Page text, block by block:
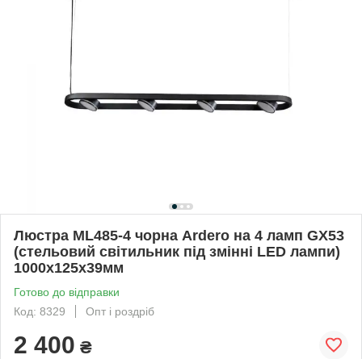
Люстра ML485-4 чорна Ardero на 4 ламп GX53
(стельовий світильник під змінні LED лампи)
1000х125х39мм
Готово до відправки
Код: 8329
Опт і роздріб
2 400 ₴